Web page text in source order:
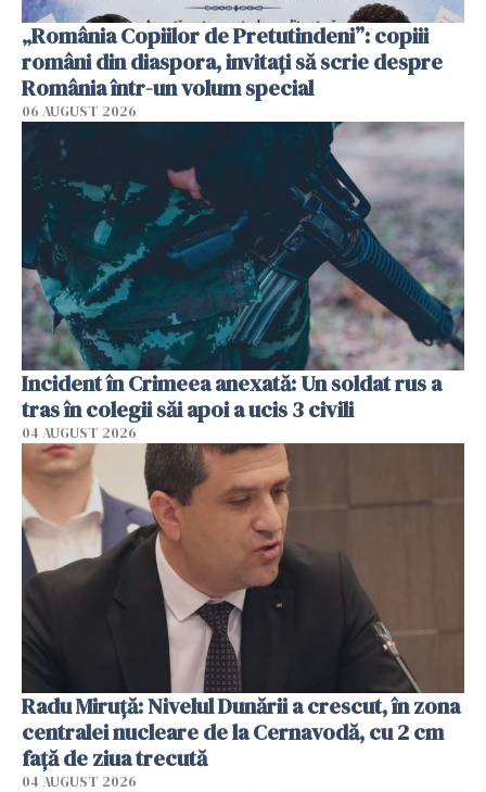
„România Copiilor de Pretutindeni”: copiii
români din diaspora, invitați să scrie despre
România într-un volum special
06 AUGUST 2026
Incident în Crimeea anexată: Un soldat rus a
tras în colegii săi apoi a ucis 3 civili
04 AUGUST 2026
Radu Miruţă: Nivelul Dunării a crescut, în zona
centralei nucleare de la Cernavodă, cu 2 cm
faţă de ziua trecută
04 AUGUST 2026